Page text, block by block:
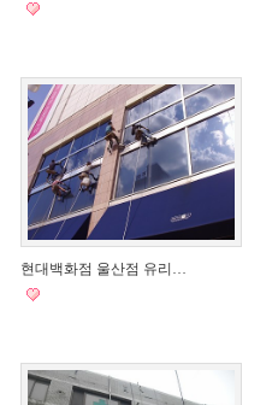
현대백화점 울산점 유리…